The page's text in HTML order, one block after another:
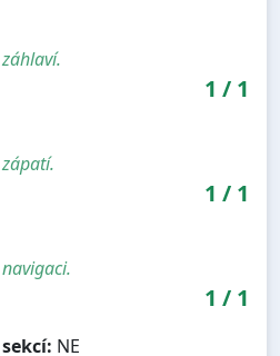
1 / 1
1 / 1
1 / 1
NE